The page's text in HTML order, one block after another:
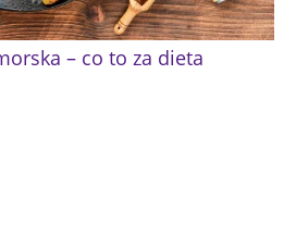
– co to za dieta